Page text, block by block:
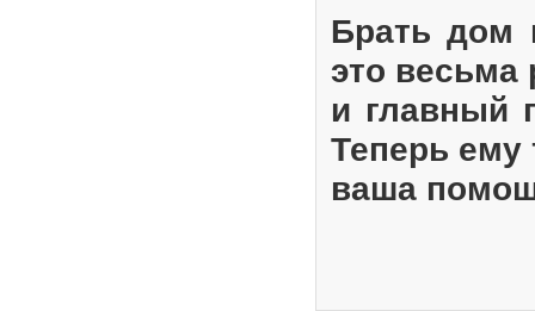
Брать дом
это весьма
и главный
Теперь ему
ваша